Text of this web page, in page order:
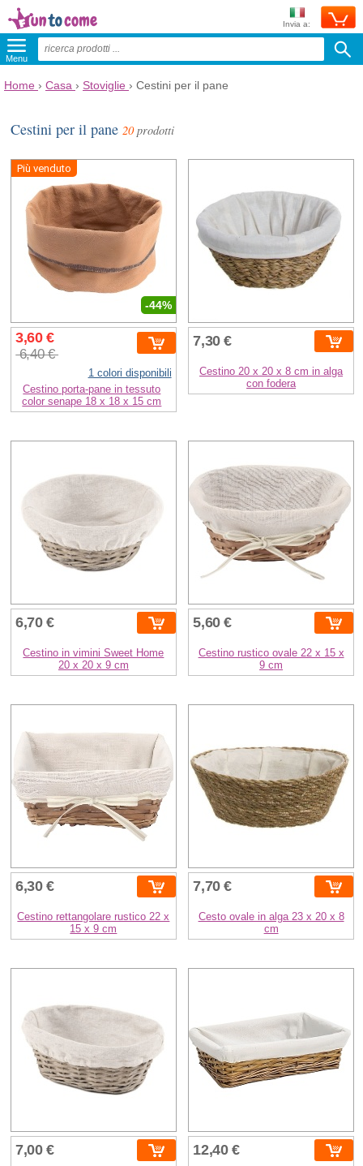
Invia a:
Menu
Home › Casa › Stoviglie › Cestini per il pane
Cestini per il pane20prodotti
Più venduto
-44%
3,60 €
6,40 €
1 colori disponibili
Cestino porta-pane in tessuto
color senape 18 x 18 x 15 cm
7,30 €
Cestino 20 x 20 x 8 cm in alga
con fodera
6,70 €
Cestino in vimini Sweet Home
20 x 20 x 9 cm
5,60 €
Cestino rustico ovale 22 x 15 x
9 cm
6,30 €
Cestino rettangolare rustico 22 x
15 x 9 cm
7,70 €
Cesto ovale in alga 23 x 20 x 8
cm
7,00 € 12,40 €